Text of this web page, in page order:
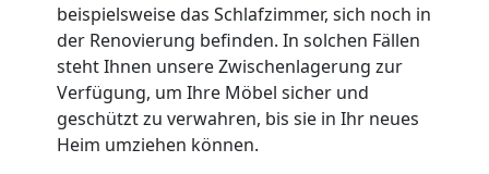
beispielsweise das Schlafzimmer, sich noch in
der Renovierung befinden. In solchen Fällen
steht Ihnen unsere Zwischenlagerung zur
Verfügung, um Ihre Möbel sicher und
geschützt zu verwahren, bis sie in Ihr neues
Heim umziehen können.
Internationaler
Umzug